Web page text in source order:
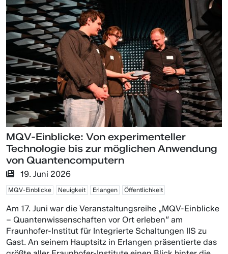
MQV-Einblicke: Von experimenteller
Technologie bis zur möglichen Anwendung
von Quantencomputern
19. Juni 2026
MQV-Einblicke Neuigkeit Erlangen Öffentlichkeit
Am 17. Juni war die Veranstaltungsreihe „MQV-Einblicke
– Quantenwissenschaften vor Ort erleben“ am
Fraunhofer-Institut für Integrierte Schaltungen IIS zu
Gast. An seinem Hauptsitz in Erlangen präsentierte das